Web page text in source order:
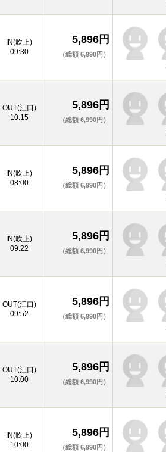
IN(吹上)
09:30
5,896円
（総額 6,990円）
OUT(江口)
10:15
5,896円
（総額 6,990円）
IN(吹上)
08:00
5,896円
（総額 6,990円）
IN(吹上)
09:22
5,896円
（総額 6,990円）
OUT(江口)
09:52
5,896円
（総額 6,990円）
OUT(江口)
10:00
5,896円
（総額 6,990円）
IN(吹上)
10:00
5,896円
（総額 6,990円）